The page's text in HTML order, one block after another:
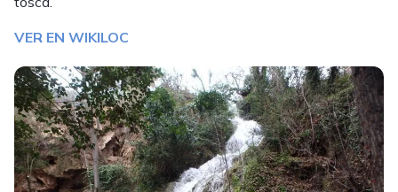
VER EN WIKILOC